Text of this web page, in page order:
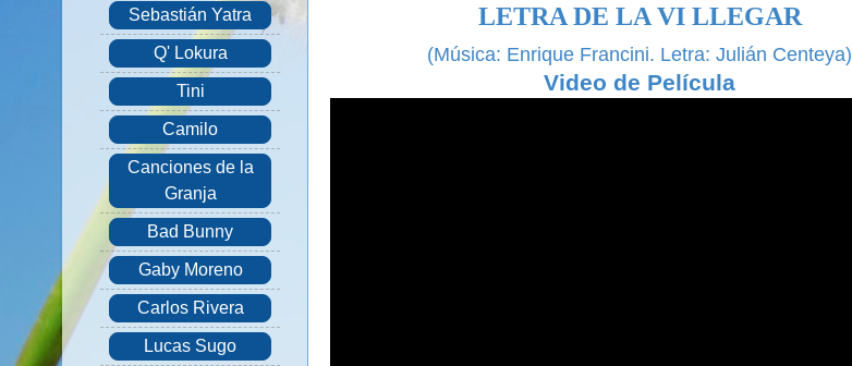
LETRA DE LA VI LLEGAR
(Música: Enrique Francini. Letra: Julián Centeya)
Video de Película
Sebastián Yatra
Q' Lokura
Tini
Camilo
Canciones de la
Granja
Bad Bunny
Gaby Moreno
Carlos Rivera
Lucas Sugo